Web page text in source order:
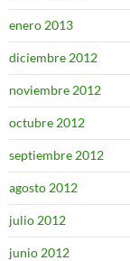
enero 2013
diciembre 2012
noviembre 2012
octubre 2012
septiembre 2012
agosto 2012
julio 2012
junio 2012